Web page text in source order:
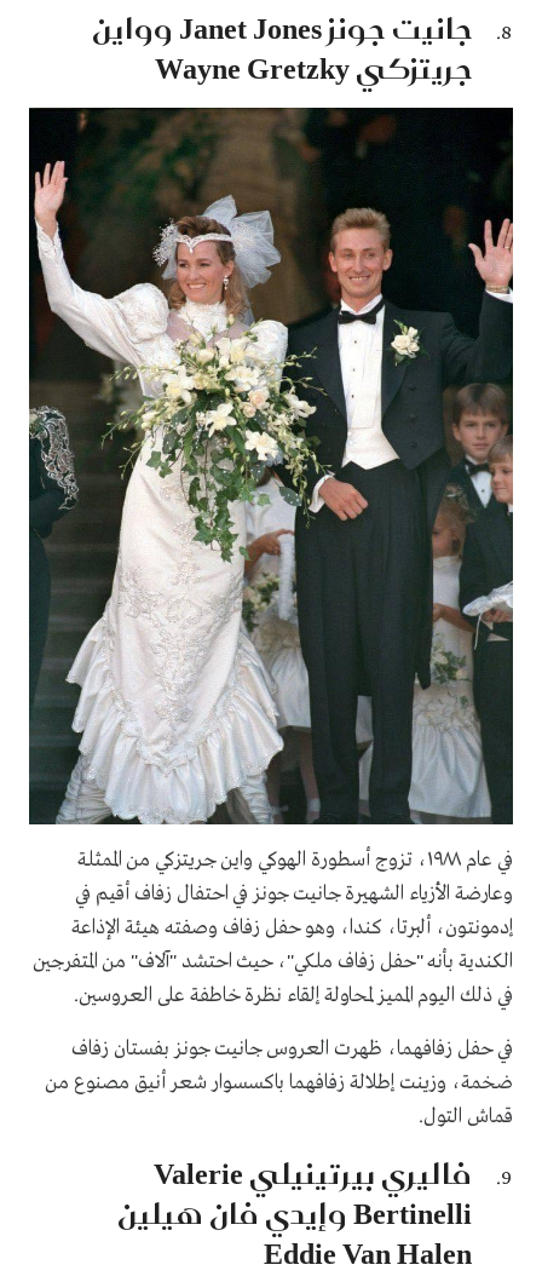
جانيت جونز Janet Jones وواين
جريتزكي Wayne Gretzky
في عام ١٩٨٨، تزوج أسطورة الهوكي واين جريتزكي من الممثلة
وعارضة الأزياء الشهيرة جانيت جونز في احتفال زفاف أقيم في
إدمونتون، ألبرتا، كندا، وهو حفل زفاف وصفته هيئة الإذاعة
الكندية بأنه "حفل زفاف ملكي"، حيث احتشد "آلاف" من المتفرجين
في ذلك اليوم المميز لمحاولة إلقاء نظرة خاطفة على العروسين.
في حفل زفافهما، ظهرت العروس جانيت جونز بفستان زفاف
ضخمة، وزينت إطلالة زفافهما باكسسوار شعر أنيق مصنوع من
قماش التول.
فاليري بيرتينيلي Valerie
Bertinelli وإيدي فان هيلين
Eddie Van Halen